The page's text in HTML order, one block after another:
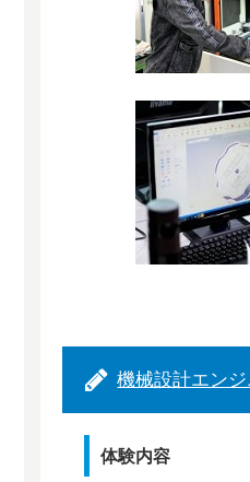
機械設計エン
体験内容